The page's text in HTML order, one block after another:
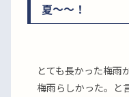
夏〜〜！
とても長かった梅雨
梅雨らしかった。と